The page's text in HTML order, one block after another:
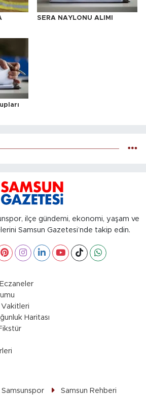
SERA NAYLONU ALIMI
ilçe gündemi, ekonomi, yaşam ve
Samsun Gazetesi’nde takip edin.
Haritası
Samsunspor
Samsun Rehberi